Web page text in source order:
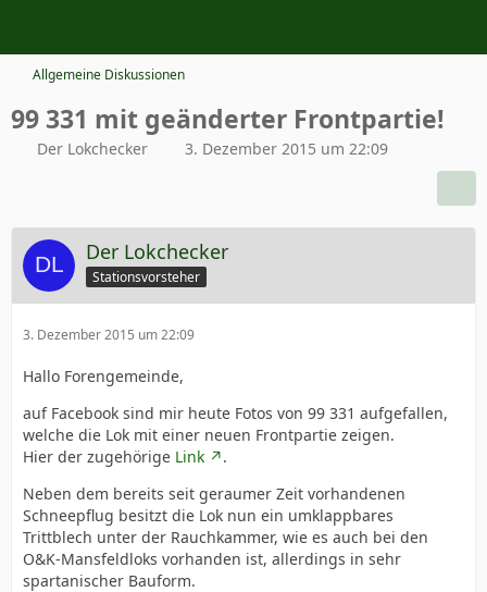
Allgemeine Diskussionen
99 331 mit geänderter Frontpartie!
Der Lokchecker 3. Dezember 2015 um 22:09
Der Lokchecker
Stationsvorsteher
3. Dezember 2015 um 22:09
Hallo Forengemeinde,
auf Facebook sind mir heute Fotos von 99 331 aufgefallen,
welche die Lok mit einer neuen Frontpartie zeigen.
Hier der zugehörige Link
.
Neben dem bereits seit geraumer Zeit vorhandenen
Schneepflug besitzt die Lok nun ein umklappbares
Trittblech unter der Rauchkammer, wie es auch bei den
O&K-Mansfeldloks vorhanden ist, allerdings in sehr
spartanischer Bauform.